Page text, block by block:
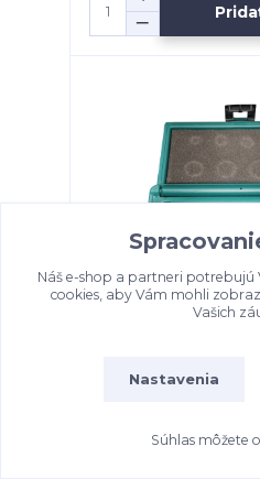
Súprava hlavíc na
Náš e-shop a partneri potrebujú
cookies, aby Vám mohli
Vašich
Nastavenia
Súhlas môžete